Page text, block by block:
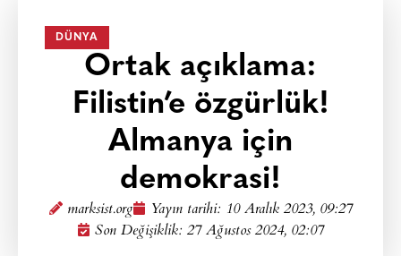
DÜNYA
Ortak açıklama:
Filistin’e özgürlük!
Almanya için
demokrasi!
marksist.org Yayın tarihi: 10 Aralık 2023, 09:27
Son Değişiklik: 27 Ağustos 2024, 02:07